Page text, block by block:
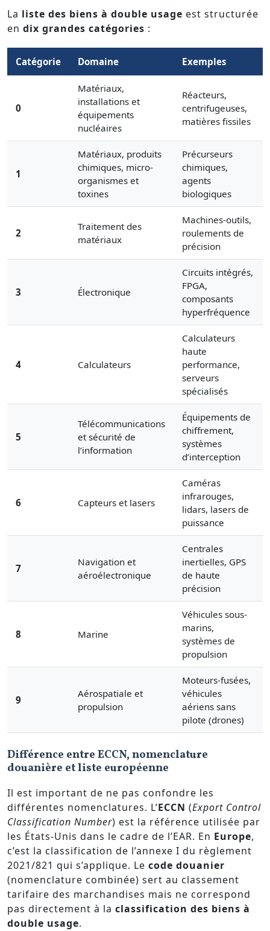
La liste des biens à double usage est structurée
en dix grandes catégories :
Catégorie Domaine Exemples
0
Matériaux,
installations et
équipements
nucléaires
Réacteurs,
centrifugeuses,
matières fissiles
1
Matériaux, produits
chimiques, micro-
organismes et
toxines
Précurseurs
chimiques,
agents
biologiques
2
Traitement des
matériaux
Machines-outils,
roulements de
précision
3 Électronique
Circuits intégrés,
FPGA,
composants
hyperfréquence
4 Calculateurs
Calculateurs
haute
performance,
serveurs
spécialisés
5
Télécommunications
et sécurité de
l’information
Équipements de
chiffrement,
systèmes
d’interception
6 Capteurs et lasers
Caméras
infrarouges,
lidars, lasers de
puissance
7
Navigation et
aéroélectronique
Centrales
inertielles, GPS
de haute
précision
8 Marine
Véhicules sous-
marins,
systèmes de
propulsion
9
Aérospatiale et
propulsion
Moteurs-fusées,
véhicules
aériens sans
pilote (drones)
Différence entre ECCN, nomenclature
douanière et liste européenne
Il est important de ne pas confondre les
différentes nomenclatures. L’ECCN (Export Control
Classification Number) est la référence utilisée par
les États-Unis dans le cadre de l’EAR. En Europe,
c’est la classification de l’annexe I du règlement
2021/821 qui s’applique. Le code douanier
(nomenclature combinée) sert au classement
tarifaire des marchandises mais ne correspond
pas directement à la classification des biens à
double usage.